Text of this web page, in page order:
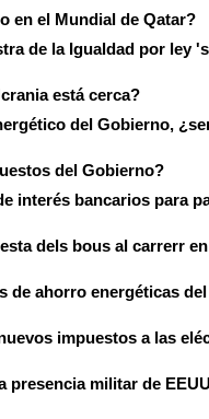
en el Mundial de Qatar?
de la Igualdad por ley
está cerca?
del Gobierno,
del Gobierno?
interés bancarios para
dels bous al carrerr
de ahorro energéticas del
impuestos a las
presencia militar de